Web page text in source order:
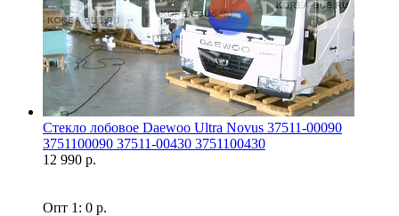
Стекло лобовое Daewoo Ultra Novus 37511-00090
3751100090 37511-00430 3751100430
12 990 р.
Опт 1: 0 р.